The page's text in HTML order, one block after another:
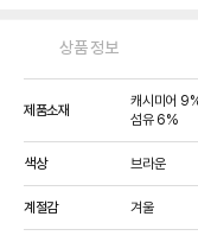
상품 정보
제품소재
캐시미어
섬유 6%
색상 브라운
계절감 겨울